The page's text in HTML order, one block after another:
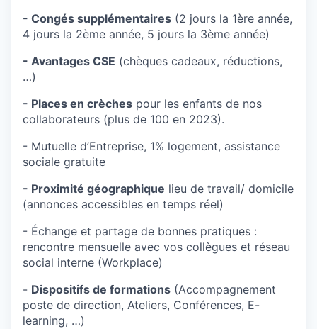
- Congés supplémentaires (2 jours la 1ère année,
4 jours la 2ème année, 5 jours la 3ème année)
- Avantages CSE (chèques cadeaux, réductions,
…)
- Places en crèches pour les enfants de nos
collaborateurs (plus de 100 en 2023).
- Mutuelle d’Entreprise, 1% logement, assistance
sociale gratuite
- Proximité géographique lieu de travail/ domicile
(annonces accessibles en temps réel)
- Échange et partage de bonnes pratiques :
rencontre mensuelle avec vos collègues et réseau
social interne (Workplace)
- Dispositifs de formations (Accompagnement
poste de direction, Ateliers, Conférences, E-
learning, …)